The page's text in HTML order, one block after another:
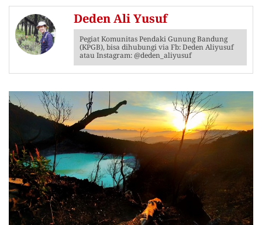
Deden Ali Yusuf
Pegiat Komunitas Pendaki Gunung Bandung
(KPGB), bisa dihubungi via Fb: Deden Aliyusuf
atau Instagram: @deden_aliyusuf